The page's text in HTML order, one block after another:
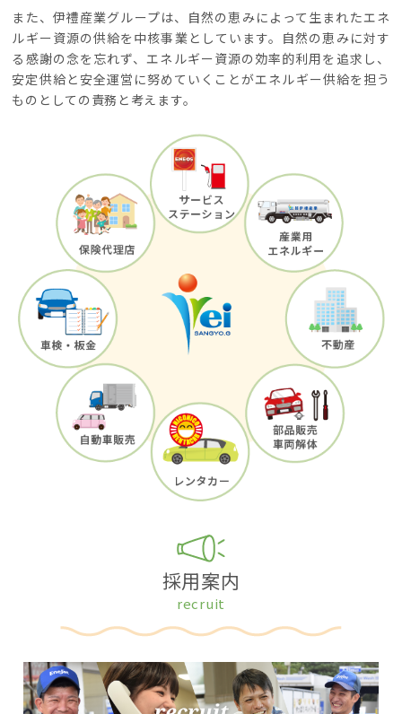
また、伊禮産業グループは、自然の恵みによって生まれたエネ
ルギー資源の供給を中核事業としています。自然の恵みに対す
る感謝の念を忘れず、エネルギー資源の効率的利用を追求し、
安定供給と安全運営に努めていくことがエネルギー供給を担う
ものとしての責務と考えます。
採用案内
recruit